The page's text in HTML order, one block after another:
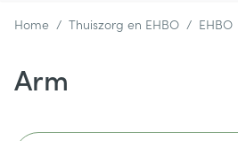
Home / Thuiszorg en EHBO / EHBO
Arm